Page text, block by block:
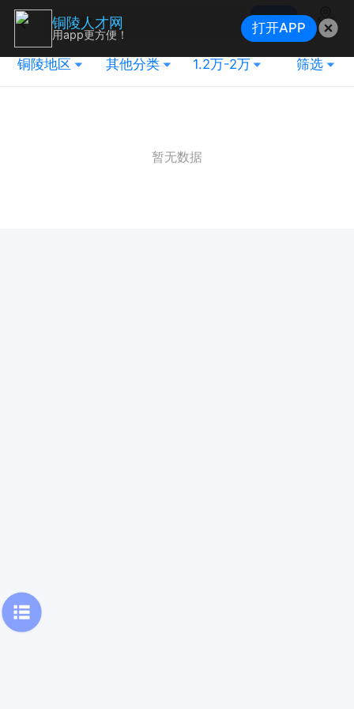
搜索
地图
铜陵地区 其他分类 1.2万-2万 筛选
暂无数据
铜陵人才网
用app更方便！ 打开APP